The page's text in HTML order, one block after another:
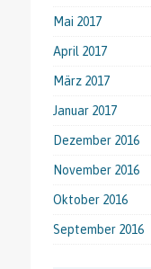
Mai 2017
April 2017
März 2017
Januar 2017
Dezember 2016
November 2016
Oktober 2016
September 2016